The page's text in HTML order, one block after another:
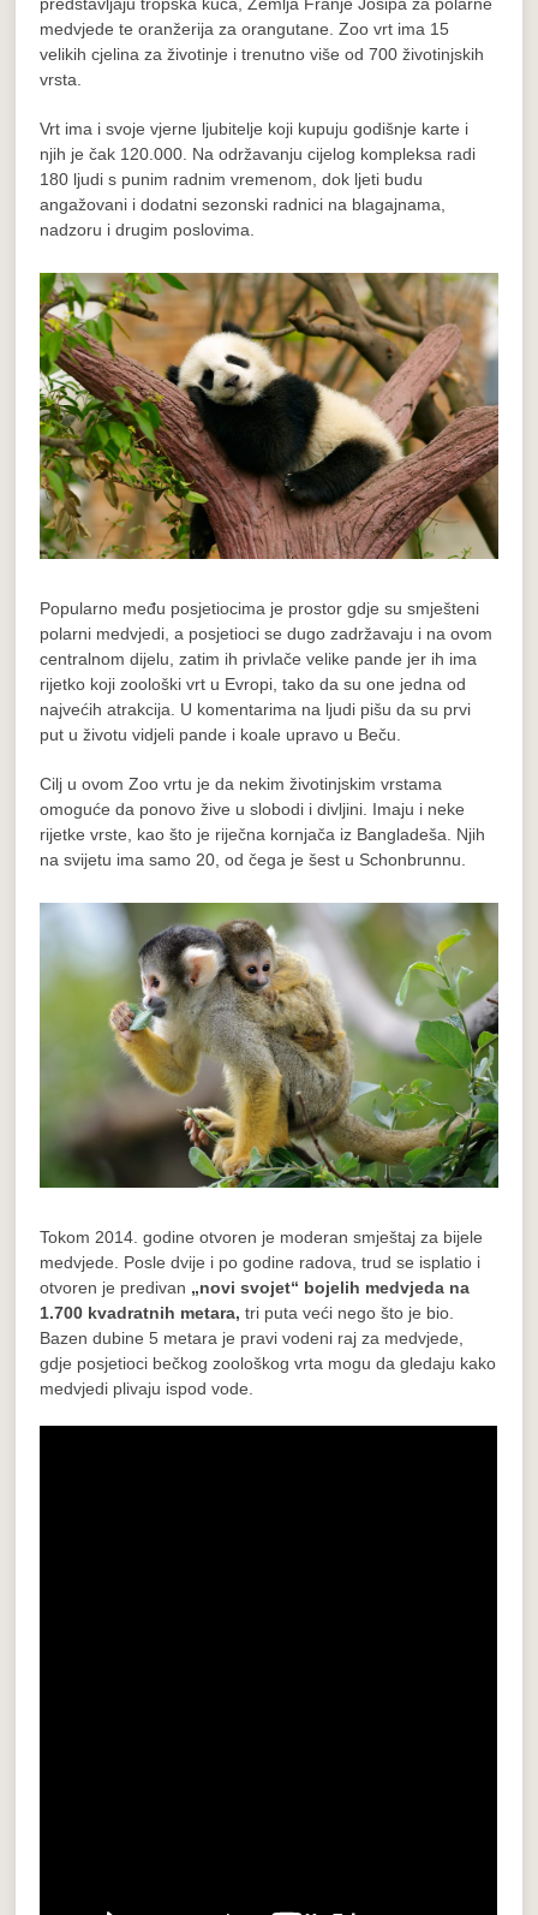
predstavljaju tropska kuća, Zemlja Franje Josipa za polarne
medvjede te oranžerija za orangutane. Zoo vrt ima 15
velikih cjelina za životinje i trenutno više od 700 životinjskih
vrsta.
Vrt ima i svoje vjerne ljubitelje koji kupuju godišnje karte i
njih je čak 120.000. Na održavanju cijelog kompleksa radi
180 ljudi s punim radnim vremenom, dok ljeti budu
angažovani i dodatni sezonski radnici na blagajnama,
nadzoru i drugim poslovima.
Popularno među posjetiocima je prostor gdje su smješteni
polarni medvjedi, a posjetioci se dugo zadržavaju i na ovom
centralnom dijelu, zatim ih privlače velike pande jer ih ima
rijetko koji zoološki vrt u Evropi, tako da su one jedna od
najvećih atrakcija. U komentarima na ljudi pišu da su prvi
put u životu vidjeli pande i koale upravo u Beču.
Cilj u ovom Zoo vrtu je da nekim životinjskim vrstama
omoguće da ponovo žive u slobodi i divljini. Imaju i neke
rijetke vrste, kao što je riječna kornjača iz Bangladeša. Njih
na svijetu ima samo 20, od čega je šest u Schonbrunnu.
Tokom 2014. godine otvoren je moderan smještaj za bijele
medvjede. Posle dvije i po godine radova, trud se isplatio i
otvoren je predivan „novi svojet“ bojelih medvjeda na
1.700 kvadratnih metara, tri puta veći nego što je bio.
Bazen dubine 5 metara je pravi vodeni raj za medvjede,
gdje posjetioci bečkog zoološkog vrta mogu da gledaju kako
medvjedi plivaju ispod vode.